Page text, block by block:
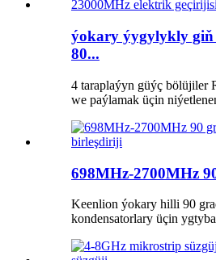
ýokary ýygylykly
80...
4 taraplaýyn güýç bölüjiler
we paýlamak üçin
698MHz-2700MHz
Keenlion ýokary hilli 90
kondensatorlary üçin